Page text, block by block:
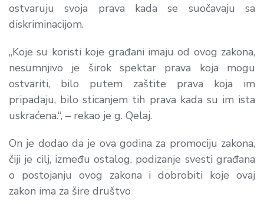
ostvaruju svoja prava kada se suočavaju sa
diskriminacijom.
„Koje su koristi koje građani imaju od ovog zakona,
nesumnjivo je širok spektar prava koja mogu
ostvariti, bilo putem zaštite prava koja im
pripadaju, bilo sticanjem tih prava kada su im ista
uskraćena.“, – rekao je g. Qelaj.
On je dodao da je ova godina za promociju zakona,
čiji je cilj, između ostalog, podizanje svesti građana
o postojanju ovog zakona i dobrobiti koje ovaj
zakon ima za šire društvo